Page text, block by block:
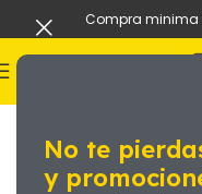
No te
y
Compra minima